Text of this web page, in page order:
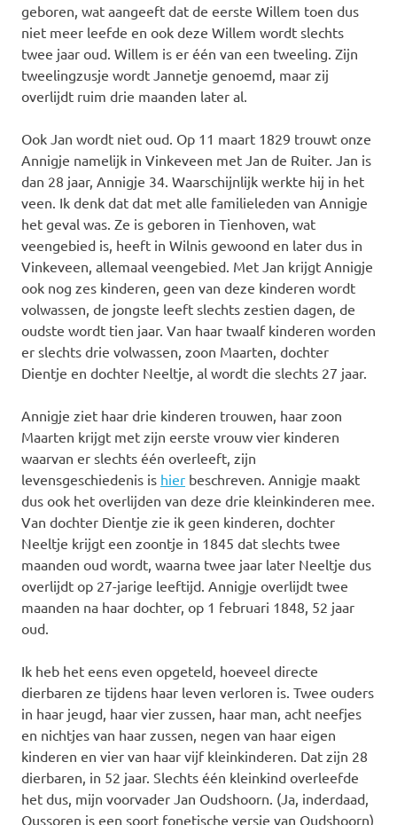
geboren, wat aangeeft dat de eerste Willem toen dus
niet meer leefde en ook deze Willem wordt slechts
twee jaar oud. Willem is er één van een tweeling. Zijn
tweelingzusje wordt Jannetje genoemd, maar zij
overlijdt ruim drie maanden later al.
Ook Jan wordt niet oud. Op 11 maart 1829 trouwt onze
Annigje namelijk in Vinkeveen met Jan de Ruiter. Jan is
dan 28 jaar, Annigje 34. Waarschijnlijk werkte hij in het
veen. Ik denk dat dat met alle familieleden van Annigje
het geval was. Ze is geboren in Tienhoven, wat
veengebied is, heeft in Wilnis gewoond en later dus in
Vinkeveen, allemaal veengebied. Met Jan krijgt Annigje
ook nog zes kinderen, geen van deze kinderen wordt
volwassen, de jongste leeft slechts zestien dagen, de
oudste wordt tien jaar. Van haar twaalf kinderen worden
er slechts drie volwassen, zoon Maarten, dochter
Dientje en dochter Neeltje, al wordt die slechts 27 jaar.
Annigje ziet haar drie kinderen trouwen, haar zoon
Maarten krijgt met zijn eerste vrouw vier kinderen
waarvan er slechts één overleeft, zijn
levensgeschiedenis is hier beschreven. Annigje maakt
dus ook het overlijden van deze drie kleinkinderen mee.
Van dochter Dientje zie ik geen kinderen, dochter
Neeltje krijgt een zoontje in 1845 dat slechts twee
maanden oud wordt, waarna twee jaar later Neeltje dus
overlijdt op 27-jarige leeftijd. Annigje overlijdt twee
maanden na haar dochter, op 1 februari 1848, 52 jaar
oud.
Ik heb het eens even opgeteld, hoeveel directe
dierbaren ze tijdens haar leven verloren is. Twee ouders
in haar jeugd, haar vier zussen, haar man, acht neefjes
en nichtjes van haar zussen, negen van haar eigen
kinderen en vier van haar vijf kleinkinderen. Dat zijn 28
dierbaren, in 52 jaar. Slechts één kleinkind overleefde
het dus, mijn voorvader Jan Oudshoorn. (Ja, inderdaad,
Oussoren is een soort fonetische versie van Oudshoorn)